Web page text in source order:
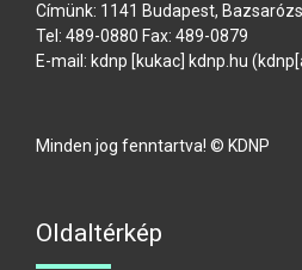
Címünk: 1141 Budapest,
Tel: 489-0880 Fax: 489-0879
E-mail: kdnp [kukac] kdnp hu
Minden jog fenntartva! © KDNP
Oldaltérkép